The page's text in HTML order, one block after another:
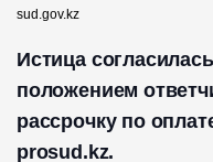
sud.gov.kz
Истица
положением
рассрочку по
prosud.kz.